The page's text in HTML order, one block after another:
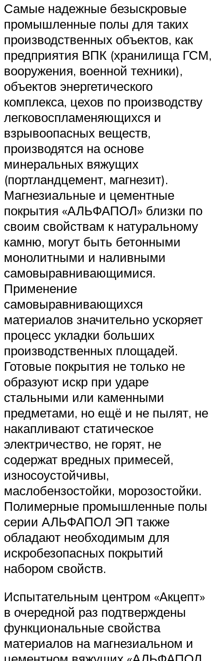
Самые надежные безыскровые
промышленные полы для таких
производственных объектов, как
предприятия ВПК (хранилища ГСМ,
вооружения, военной техники),
объектов энергетического
комплекса, цехов по производству
легковоспламеняющихся и
взрывоопасных веществ,
производятся на основе
минеральных вяжущих
(портландцемент, магнезит).
Магнезиальные и цементные
покрытия «АЛЬФАПОЛ» близки по
своим свойствам к натуральному
камню, могут быть бетонными
монолитными и наливными
самовыравнивающимися.
Применение
самовыравнивающихся
материалов значительно ускоряет
процесс укладки больших
производственных площадей.
Готовые покрытия не только не
образуют искр при ударе
стальными или каменными
предметами, но ещё и не пылят, не
накапливают статическое
электричество, не горят, не
содержат вредных примесей,
износоустойчивы,
маслобензостойки, морозостойки.
Полимерные промышленные полы
серии АЛЬФАПОЛ ЭП также
обладают необходимым для
искробезопасных покрытий
набором свойств.
Испытательным центром «Акцепт»
в очередной раз подтверждены
функциональные свойства
материалов на магнезиальном и